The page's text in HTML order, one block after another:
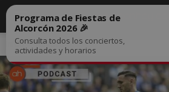
Inicio Noticias
Programa de Fiestas de
Alcorcón 2026 🎉
Consulta todos los conciertos,
actividades y horarios